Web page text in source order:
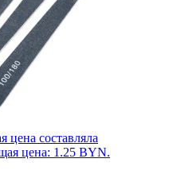
цена составляла
цена: 1.25 BYN.